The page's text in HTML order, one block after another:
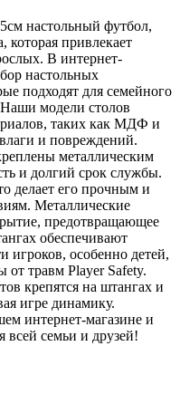
настольный футбол,
которая привлекает
В интернет-
настольных
подходят для семейного
модели столов
таких как МДФ и
и повреждений.
металлическим
и долгий срок службы.
делает его прочным и
Металлические
предотвращающее
обеспечивают
игроков, особенно детей,
травм Player Safety.
крепятся на штангах и
игре динамику.
интернет-магазине и
всей семьи и друзей!